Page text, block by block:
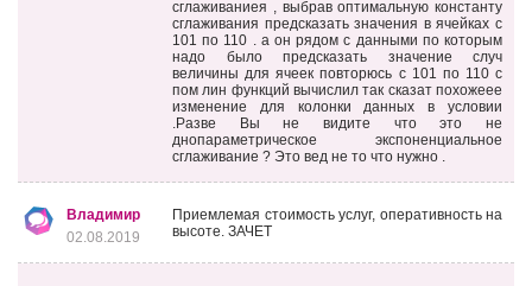
сглаживаниея , выбрав оптимальную константу
сглаживания предсказать значения в ячейках с
101 по 110 . а он рядом с данными по которым
надо было предсказать значение случ
величины для ячеек повторюсь с 101 по 110 с
пом лин функций вычислил так сказат похожеее
изменение для колонки данных в условии
.Разве Вы не видите что это не
днопараметрическое экспоненциальное
сглаживание ? Это вед не то что нужно .
Владимир
02.08.2019
Приемлемая стоимость услуг, оперативность на
высоте. ЗАЧЕТ